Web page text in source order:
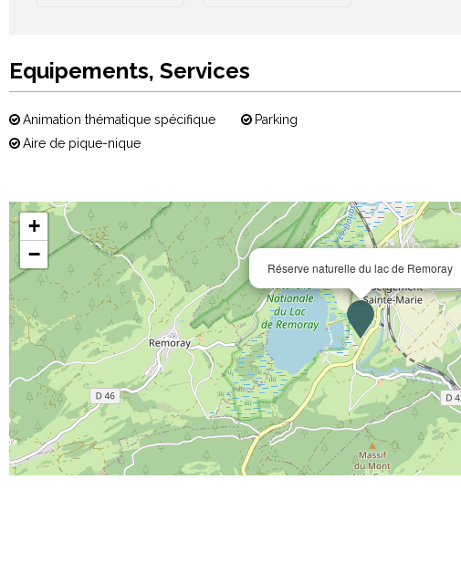
Equipements, Services
Animation thématique spécifique Parking
Aire de pique-nique
Réserve naturelle du lac de Remoray
+
−